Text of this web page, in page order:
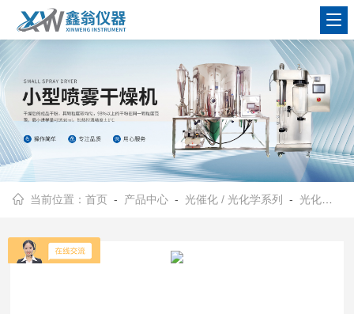
查看更多
当前位置：首页 - 产品中心 -光催化 / 光化学系列 -光化学反应仪